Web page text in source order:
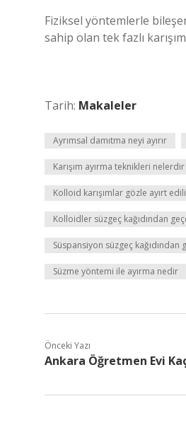
Fiziksel yöntemlerle
sahip olan tek fazlı
Tarih: Makaleler
Ayrımsal damıtma neyi ayırır
Karışım ayırma teknikleri nelerdir
Kolloid karışımlar gözle ayırt
Kolloidler süzgeç kağıdından
Süspansiyon süzgeç kağıdından
Süzme yöntemi ile ayırma nedir
Önceki Yazı
Ankara Öğretmen Evi